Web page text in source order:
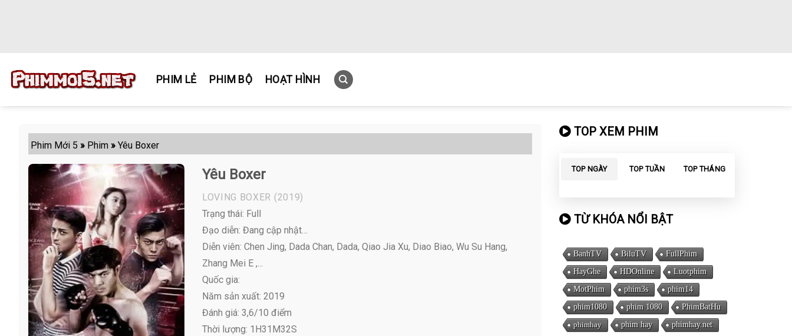
PHIM LẺ PHIM BỘ HOẠT HÌNH
Phim Mới 5 » Phim » Yêu Boxer
Yêu Boxer
LOVING BOXER (2019)
Trạng thái: Full
Đạo diễn: Đang cập nhật…
Diễn viên: Chen Jing, Dada Chan, Dada, Qiao Jia Xu, Diao Biao, Wu Su Hang,
Zhang Mei E ,...
Quốc gia:
Năm sản xuất: 2019
Đánh giá: 3,6/10 điểm
Thời lượng: 1H31M32S
TOP XEM PHIM
TOP NGÀY TOP TUẦN TOP THÁNG
TỪ KHÓA NỔI BẬT
BanhTV BiluTV
FullPhim
HayGhe
HDOnline
Luotphim
MotPhim
phim3s
phim14
phim1080
phim 1080
PhimBatHu
phimhay
phim hay
phimhay.net